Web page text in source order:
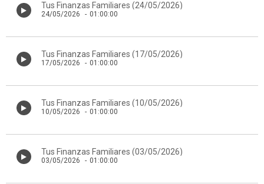
Tus Finanzas Familiares (24/05/2026)
24/05/2026 - 01:00:00
Tus Finanzas Familiares (17/05/2026)
17/05/2026 - 01:00:00
Tus Finanzas Familiares (10/05/2026)
10/05/2026 - 01:00:00
Tus Finanzas Familiares (03/05/2026)
03/05/2026 - 01:00:00